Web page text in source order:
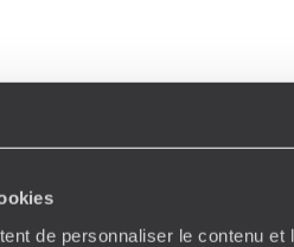
de personnaliser le contenu